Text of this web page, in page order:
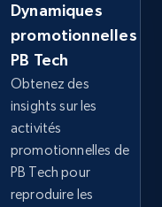
Currency, Initial
and more.
Commencer
Dynamiques
promotionnelles
PB Tech
Obtenez des
insights sur les
activités
promotionnelles de
PB Tech pour
reproduire les